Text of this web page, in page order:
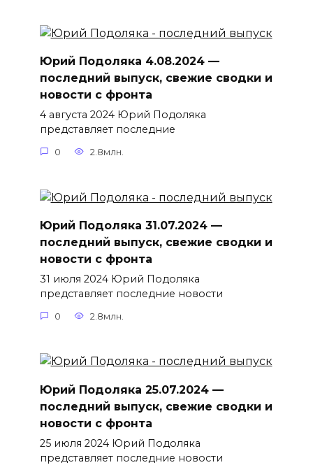
Юрий Подоляка 4.08.2024 —
последний выпуск, свежие сводки и
новости с фронта
4 августа 2024 Юрий Подоляка
представляет последние
0 2.8млн.
Юрий Подоляка 31.07.2024 —
последний выпуск, свежие сводки и
новости с фронта
31 июля 2024 Юрий Подоляка
представляет последние новости
0 2.8млн.
Юрий Подоляка 25.07.2024 —
последний выпуск, свежие сводки и
новости с фронта
25 июля 2024 Юрий Подоляка
представляет последние новости